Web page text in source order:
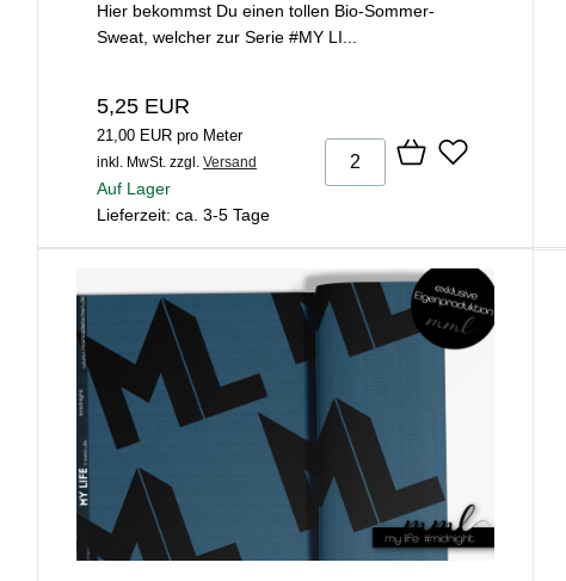
Hier bekommst Du einen tollen Bio-Sommer-
Sweat, welcher zur Serie #MY LI...
5,25 EUR
21,00 EUR pro Meter
inkl. MwSt. zzgl. Versand
Auf Lager
Lieferzeit: ca. 3-5 Tage